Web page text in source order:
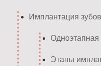
Имплантация зубов
Одноэтапная
Этапы